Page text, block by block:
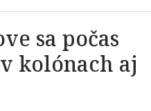
sa počas
kolónach aj